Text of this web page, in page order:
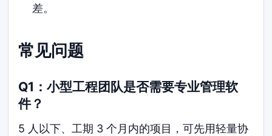
差。
常见问题
Q1：小型工程团队是否需要专业管理软
件？
5 人以下、工期 3 个月内的项目，可先用轻量协